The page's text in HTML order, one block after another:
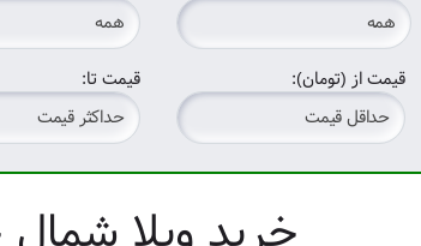
قیمت از (تومان): قیمت تا: